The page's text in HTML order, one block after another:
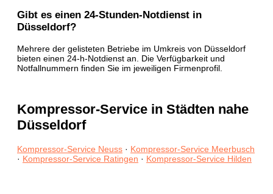
Gibt es einen 24-Stunden-Notdienst in
Düsseldorf?
Mehrere der gelisteten Betriebe im Umkreis von Düsseldorf
bieten einen 24-h-Notdienst an. Die Verfügbarkeit und
Notfallnummern finden Sie im jeweiligen Firmenprofil.
Kompressor-Service in Städten nahe
Düsseldorf
Kompressor-Service Neuss · Kompressor-Service Meerbusch
· Kompressor-Service Ratingen · Kompressor-Service Hilden